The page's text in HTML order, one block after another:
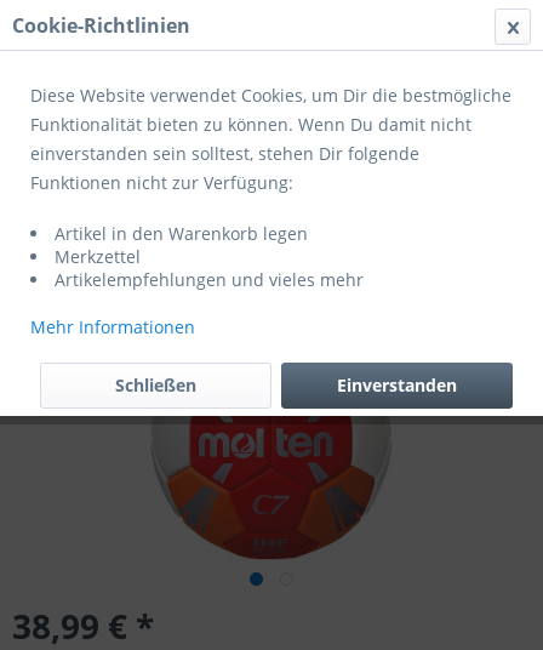
Menü
Übersicht Trainingshandbälle
HXC3500-BW
38,99 € *
Cookie-Richtlinien
Diese Website verwendet Cookies, um Dir die bestmögliche
Funktionalität bieten zu können. Wenn Du damit nicht
einverstanden sein solltest, stehen Dir folgende
Funktionen nicht zur Verfügung:
Artikel in den Warenkorb legen
Merkzettel
Artikelempfehlungen und vieles mehr
Mehr Informationen
Einverstanden
Schließen